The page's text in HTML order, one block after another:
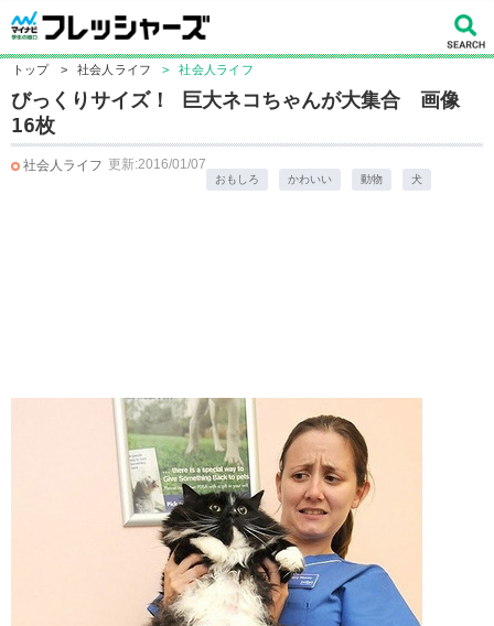
トップ > 社会人ライフ > 社会人ライフ
びっくりサイズ！ 巨大ネコちゃんが大集合 画像
16枚
社会人ライフ 更新:2016/01/07
おもしろ かわいい 動物 犬